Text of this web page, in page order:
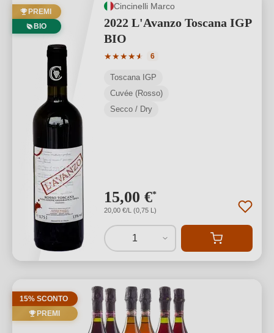
PREMI
BIO
Cincinelli Marco
2022 L'Avanzo Toscana IGP
BIO
★★★★★
★
Valutazione media di 4.83 su 5 stelle
6
Toscana IGP
Cuvée (Rosso)
Secco / Dry
15,00 €*
20,00 €/L (0,75 L)
1
15% SCONTO
PREMI